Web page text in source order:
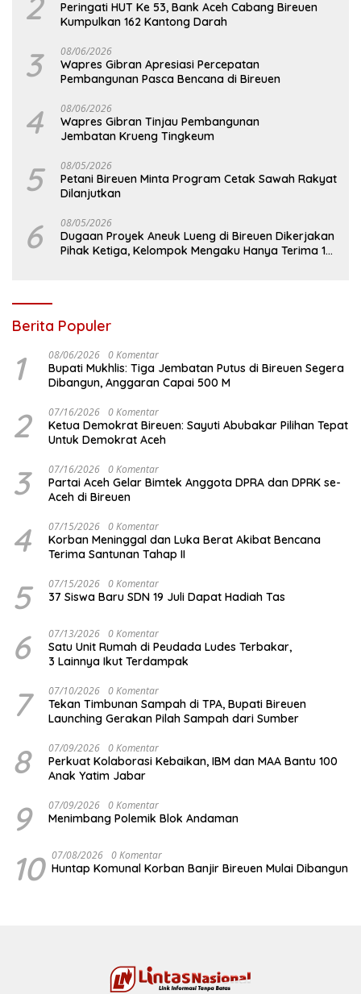
Peringati HUT Ke 53, Bank Aceh Cabang Bireuen
Kumpulkan 162 Kantong Darah
3 08/06/2026
Wapres Gibran Apresiasi Percepatan
Pembangunan Pasca Bencana di Bireuen
4 08/06/2026
Wapres Gibran Tinjau Pembangunan
Jembatan Krueng Tingkeum
5 08/05/2026
Petani Bireuen Minta Program Cetak Sawah Rakyat
Dilanjutkan
6 08/05/2026
Dugaan Proyek Aneuk Lueng di Bireuen Dikerjakan
Pihak Ketiga, Kelompok Mengaku Hanya Terima 10
Berita Populer
1 08/06/2026 0 Komentar
Bupati Mukhlis: Tiga Jembatan Putus di Bireuen Segera
Dibangun, Anggaran Capai 500 M
2 07/16/2026 0 Komentar
Ketua Demokrat Bireuen: Sayuti Abubakar Pilihan Tepat
Untuk Demokrat Aceh
3 07/16/2026 0 Komentar
Partai Aceh Gelar Bimtek Anggota DPRA dan DPRK se-
Aceh di Bireuen
4 07/15/2026 0 Komentar
Korban Meninggal dan Luka Berat Akibat Bencana
Terima Santunan Tahap II
5 07/15/2026 0 Komentar
37 Siswa Baru SDN 19 Juli Dapat Hadiah Tas
6 07/13/2026 0 Komentar
Satu Unit Rumah di Peudada Ludes Terbakar,
3 Lainnya Ikut Terdampak
7 07/10/2026 0 Komentar
Tekan Timbunan Sampah di TPA, Bupati Bireuen
Launching Gerakan Pilah Sampah dari Sumber
8 07/09/2026 0 Komentar
Perkuat Kolaborasi Kebaikan, IBM dan MAA Bantu 100
Anak Yatim Jabar
9 07/09/2026 0 Komentar
Menimbang Polemik Blok Andaman
10 07/08/2026 0 Komentar
Huntap Komunal Korban Banjir Bireuen Mulai Dibangun